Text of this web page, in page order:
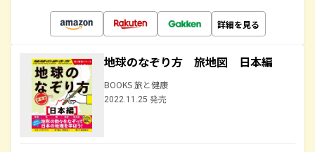
詳細を見る
地球のなぞり方 旅地図 日本編
BOOKS 旅と健康
2022.11.25 発売